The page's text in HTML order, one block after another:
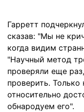
Гарретт
сказав: "Мы не
когда видим
"Научный метод
проверяли еще
проверить.
относительно
обнародуем его".